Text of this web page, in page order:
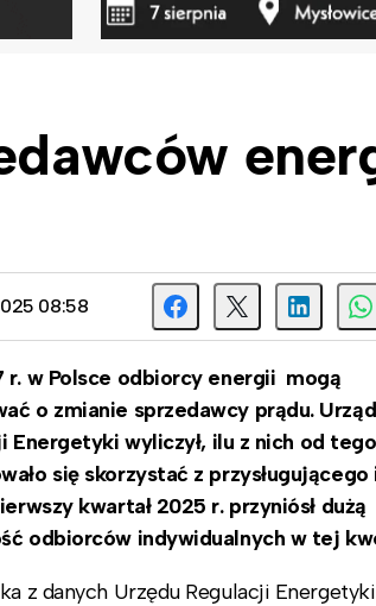
08:58
r. w Polsce odbiorcy energii mogą
o zmianie sprzedawcy prądu. Urząd
Energetyki wyliczył, ilu z nich od
się skorzystać z przysługującego
kwartał 2025 r. przyniósł dużą
odbiorców indywidualnych w tej
z danych Urzędu Regulacji